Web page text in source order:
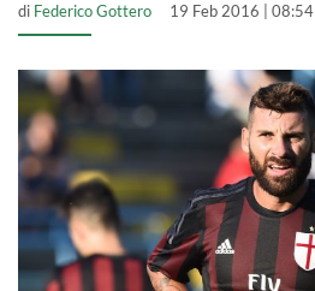
di Federico Gottero 19 Feb 2016 | 08:54